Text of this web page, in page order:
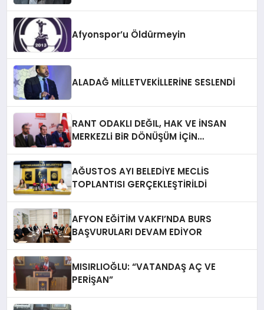
Afyonspor’u Öldürmeyin
ALADAĞ MİLLETVEKİLLERİNE SESLENDİ
RANT ODAKLI DEĞIL, HAK VE İNSAN
MERKEZLi BiR DÖNÜŞÜM İÇiN
AĞUSTOS AYI BELEDİYE MECLİS
TOPLANTISI GERÇEKLEŞTİRİLDİ
AFYON EĞİTİM VAKFI’NDA BURS
BAŞVURULARI DEVAM EDİYOR
MISIRLIOĞLU: “VATANDAŞ AÇ VE
PERİŞAN”